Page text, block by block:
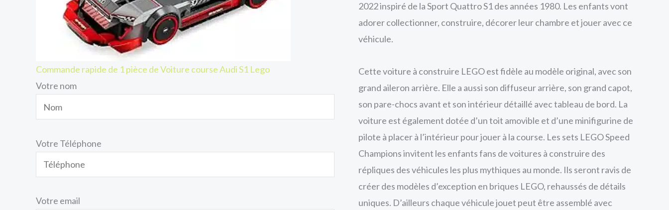
Commande rapide de 1 pièce de Voiture course Audi S1 Lego
Votre nom
Votre Téléphone
Votre email
2022 inspiré de la Sport Quattro S1 des années 1980. Les enfants vont
adorer collectionner, construire, décorer leur chambre et jouer avec ce
véhicule.
Cette voiture à construire LEGO est fidèle au modèle original, avec son
grand aileron arrière. Elle a aussi son diffuseur arrière, son grand capot,
son pare-chocs avant et son intérieur détaillé avec tableau de bord. La
voiture est également dotée d’un toit amovible et d’une minifigurine de
pilote à placer à l’intérieur pour jouer à la course. Les sets LEGO Speed
Champions invitent les enfants fans de voitures à construire des
répliques des véhicules les plus mythiques au monde. Ils seront ravis de
créer des modèles d’exception en briques LEGO, rehaussés de détails
uniques. D’ailleurs chaque véhicule jouet peut être assemblé avec